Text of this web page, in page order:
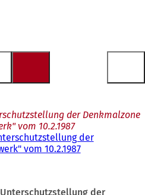
der Denkmalzone
vom 10.2.1987
der
vom 10.2.1987
der